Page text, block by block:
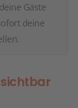
Gäste
deine